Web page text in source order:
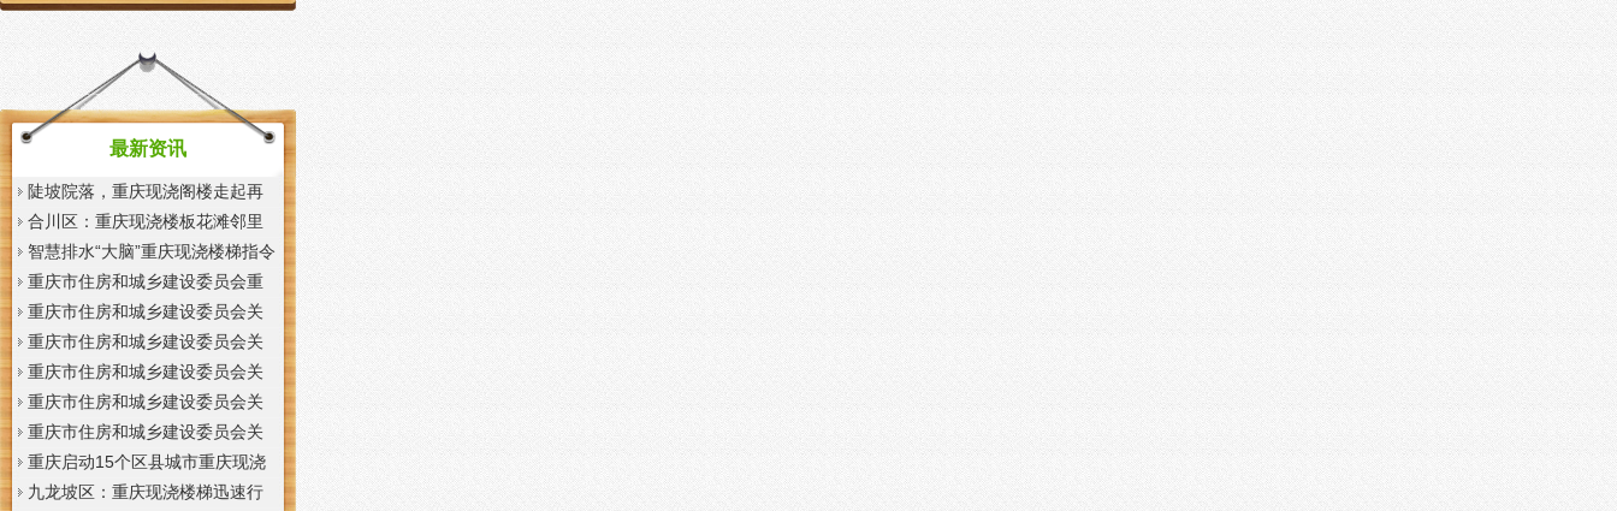
最新资讯
陡坡院落，重庆现浇阁楼走起再
也不慌了——山城重庆无障碍环
境建设有了新解法
合川区：重庆现浇楼板花滩邻里
中心获央视聚焦报道
智慧排水“大脑”重庆现浇楼梯指令
一发抢险队伍顷刻到位
重庆市住房和城乡建设委员会重
庆市城市管理局关于印发重庆市
租赁住房有关标准的重庆现浇楼
梯通知
重庆市住房和城乡建设委员会关
于征求《装配式混凝土少支撑免
支撑系统表示方法及示例（征求
意见稿）》意见的重庆现浇公司
通知
重庆市住房和城乡建设委员会关
于重庆梦之域建筑工程有限公司
等8家建筑业企业资质证书换领的
重庆门面现浇加层公告
重庆市住房和城乡建设委员会关
于公布2026年第7批建筑施工安管
人员安全生产考核合格证书名单
的重庆门面现浇加层公告
重庆市住房和城乡建设委员会关
于公布2026年第21批建筑施工特
种作业人员操作资格证书名单的
重庆门面现浇加层公告
重庆市住房和城乡建设委员会关
于公布2026年第九批建设工程勘
察设计企业资质名单的重庆现浇
重庆启动15个区县城市重庆现浇
楼梯内涝灾害Ⅳ级防御响应
九龙坡区：重庆现浇楼梯迅速行